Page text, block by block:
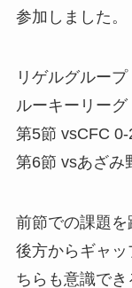
参加しました。
リゲルグループ
ルーキーリーグ
第5節 vsCFC 0-
第6節 vsあざ
前節での課題を
後方からギャ
ちらも意識でき